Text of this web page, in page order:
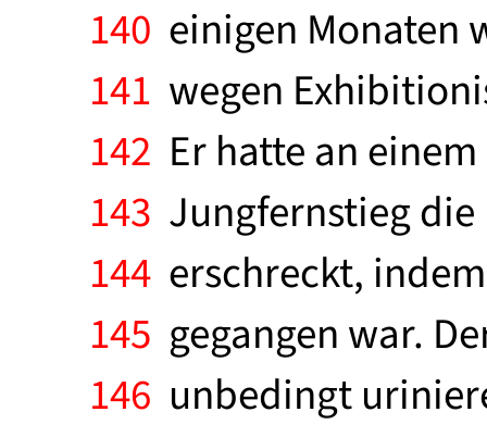
140 einigen Monaten
141 wegen
142 Er hatte an
143 Jungfernstieg
144 erschreckt,
145 gegangen war.
146 unbedingt